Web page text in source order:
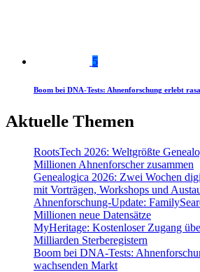
5
Boom bei DNA-Tests: Ahnenforschung erlebt
Aktuelle Themen
RootsTech 2026: Weltgrößte
Millionen Ahnenforscher zusammen
Genealogica 2026: Zwei Wochen
mit Vorträgen, Workshops und
Ahnenforschung-Update:
Millionen neue Datensätze
MyHeritage: Kostenloser Zugang
Milliarden Sterberegistern
Boom bei DNA-Tests:
wachsenden Markt